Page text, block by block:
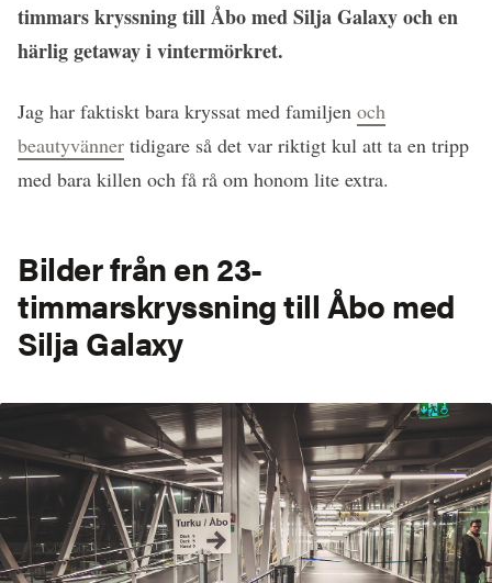
timmars kryssning till Åbo med Silja Galaxy och en
härlig getaway i vintermörkret.
Jag har faktiskt bara kryssat med familjen och
beautyvänner tidigare så det var riktigt kul att ta en tripp
med bara killen och få rå om honom lite extra.
Bilder från en 23-
timmarskryssning till Åbo med
Silja Galaxy